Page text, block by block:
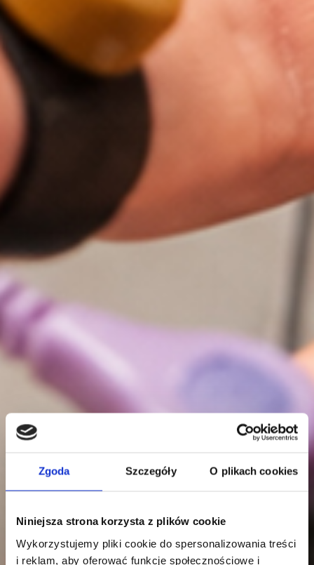
Zgoda Szczegóły O plikach cookies
Niniejsza strona korzysta z plików cookie
Wykorzystujemy pliki cookie do spersonalizowania treści
i reklam, aby oferować funkcje społecznościowe i